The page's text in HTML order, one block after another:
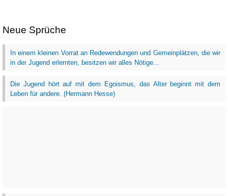
Neue Sprüche
In einem kleinen Vorrat an Redewendungen und Gemeinplätzen, die wir
in der Jugend erlernten, besitzen wir alles Nötige...
Die Jugend hört auf mit dem Egoismus, das Alter beginnt mit dem
Leben für andere. (Hermann Hesse)